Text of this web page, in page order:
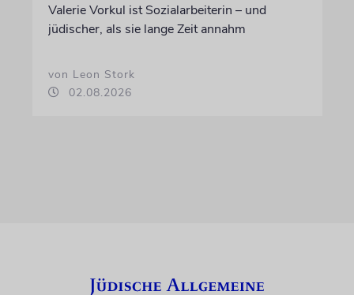
Valerie Vorkul ist Sozialarbeiterin – und
jüdischer, als sie lange Zeit annahm
von Leon Stork
02.08.2026